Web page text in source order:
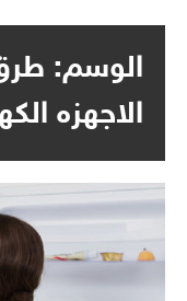
الوسم:
الاجهزه